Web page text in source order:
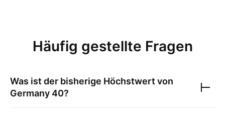
Häufig gestellte Fragen
Was ist der bisherige Höchstwert von
Germany 40?